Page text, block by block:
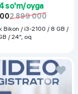
so'm/oyga
2 899 000
Bikon / i3-2100 / 8 GB /
/ 24", oq